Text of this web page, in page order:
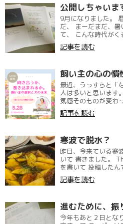
公開しちゃいま
9月になりました。
だ、 まーだまだ、
て、 こんな時代がく
記事を読む
飼い主の心の慣
最近、うっすらと「
人は多いと思います
気感そのものが変わ
記事を読む
寒波で脱水？
昨日、今来ている寒
いて 書きました。
を書いて 投稿したん
記事を読む
進むために、振
今年もあと２日とな